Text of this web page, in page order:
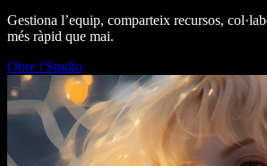
Gestiona l’equip, comparteix recursos,
més ràpid que mai.
Obre l'Studio